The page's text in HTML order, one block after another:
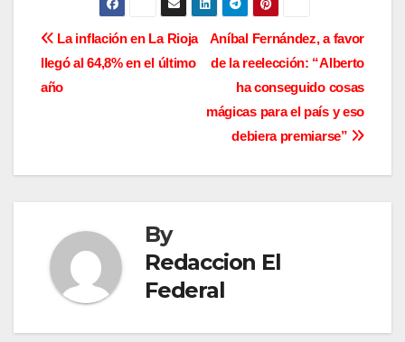
N
a
c
Aníbal Fernández, a favor
de la reelección: “Alberto
ha conseguido cosas
mágicas para el país y eso
debiera premiarse”
La inflación en La Rioja
llegó al 64,8% en el último
año
By
Redaccion El
Federal